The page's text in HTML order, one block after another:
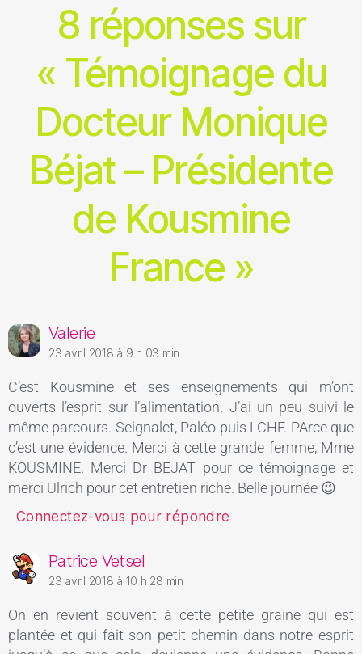
8 réponses sur
« Témoignage du
Docteur Monique
Béjat – Présidente
de Kousmine
France »
Valerie
23 avril 2018 à 9 h 03 min
C’est Kousmine et ses enseignements qui m’ont
ouverts l’esprit sur l’alimentation. J’ai un peu suivi le
même parcours. Seignalet, Paléo puis LCHF. PArce que
c’est une évidence. Merci à cette grande femme, Mme
KOUSMINE. Merci Dr BEJAT pour ce témoignage et
merci Ulrich pour cet entretien riche. Belle journée 😉
Connectez-vous pour répondre
Patrice Vetsel
23 avril 2018 à 10 h 28 min
On en revient souvent à cette petite graine qui est
plantée et qui fait son petit chemin dans notre esprit